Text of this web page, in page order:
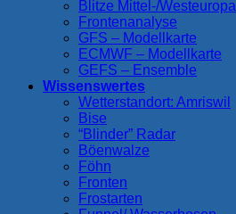
Blitze Mittel-/Westeuropa
Frontenanalyse
GFS – Modellkarte
ECMWF – Modellkarte
GEFS – Ensemble
Wissenswertes
Wetterstandort: Amriswil
Bise
“Blinder” Radar
Böenwalze
Föhn
Fronten
Frostarten